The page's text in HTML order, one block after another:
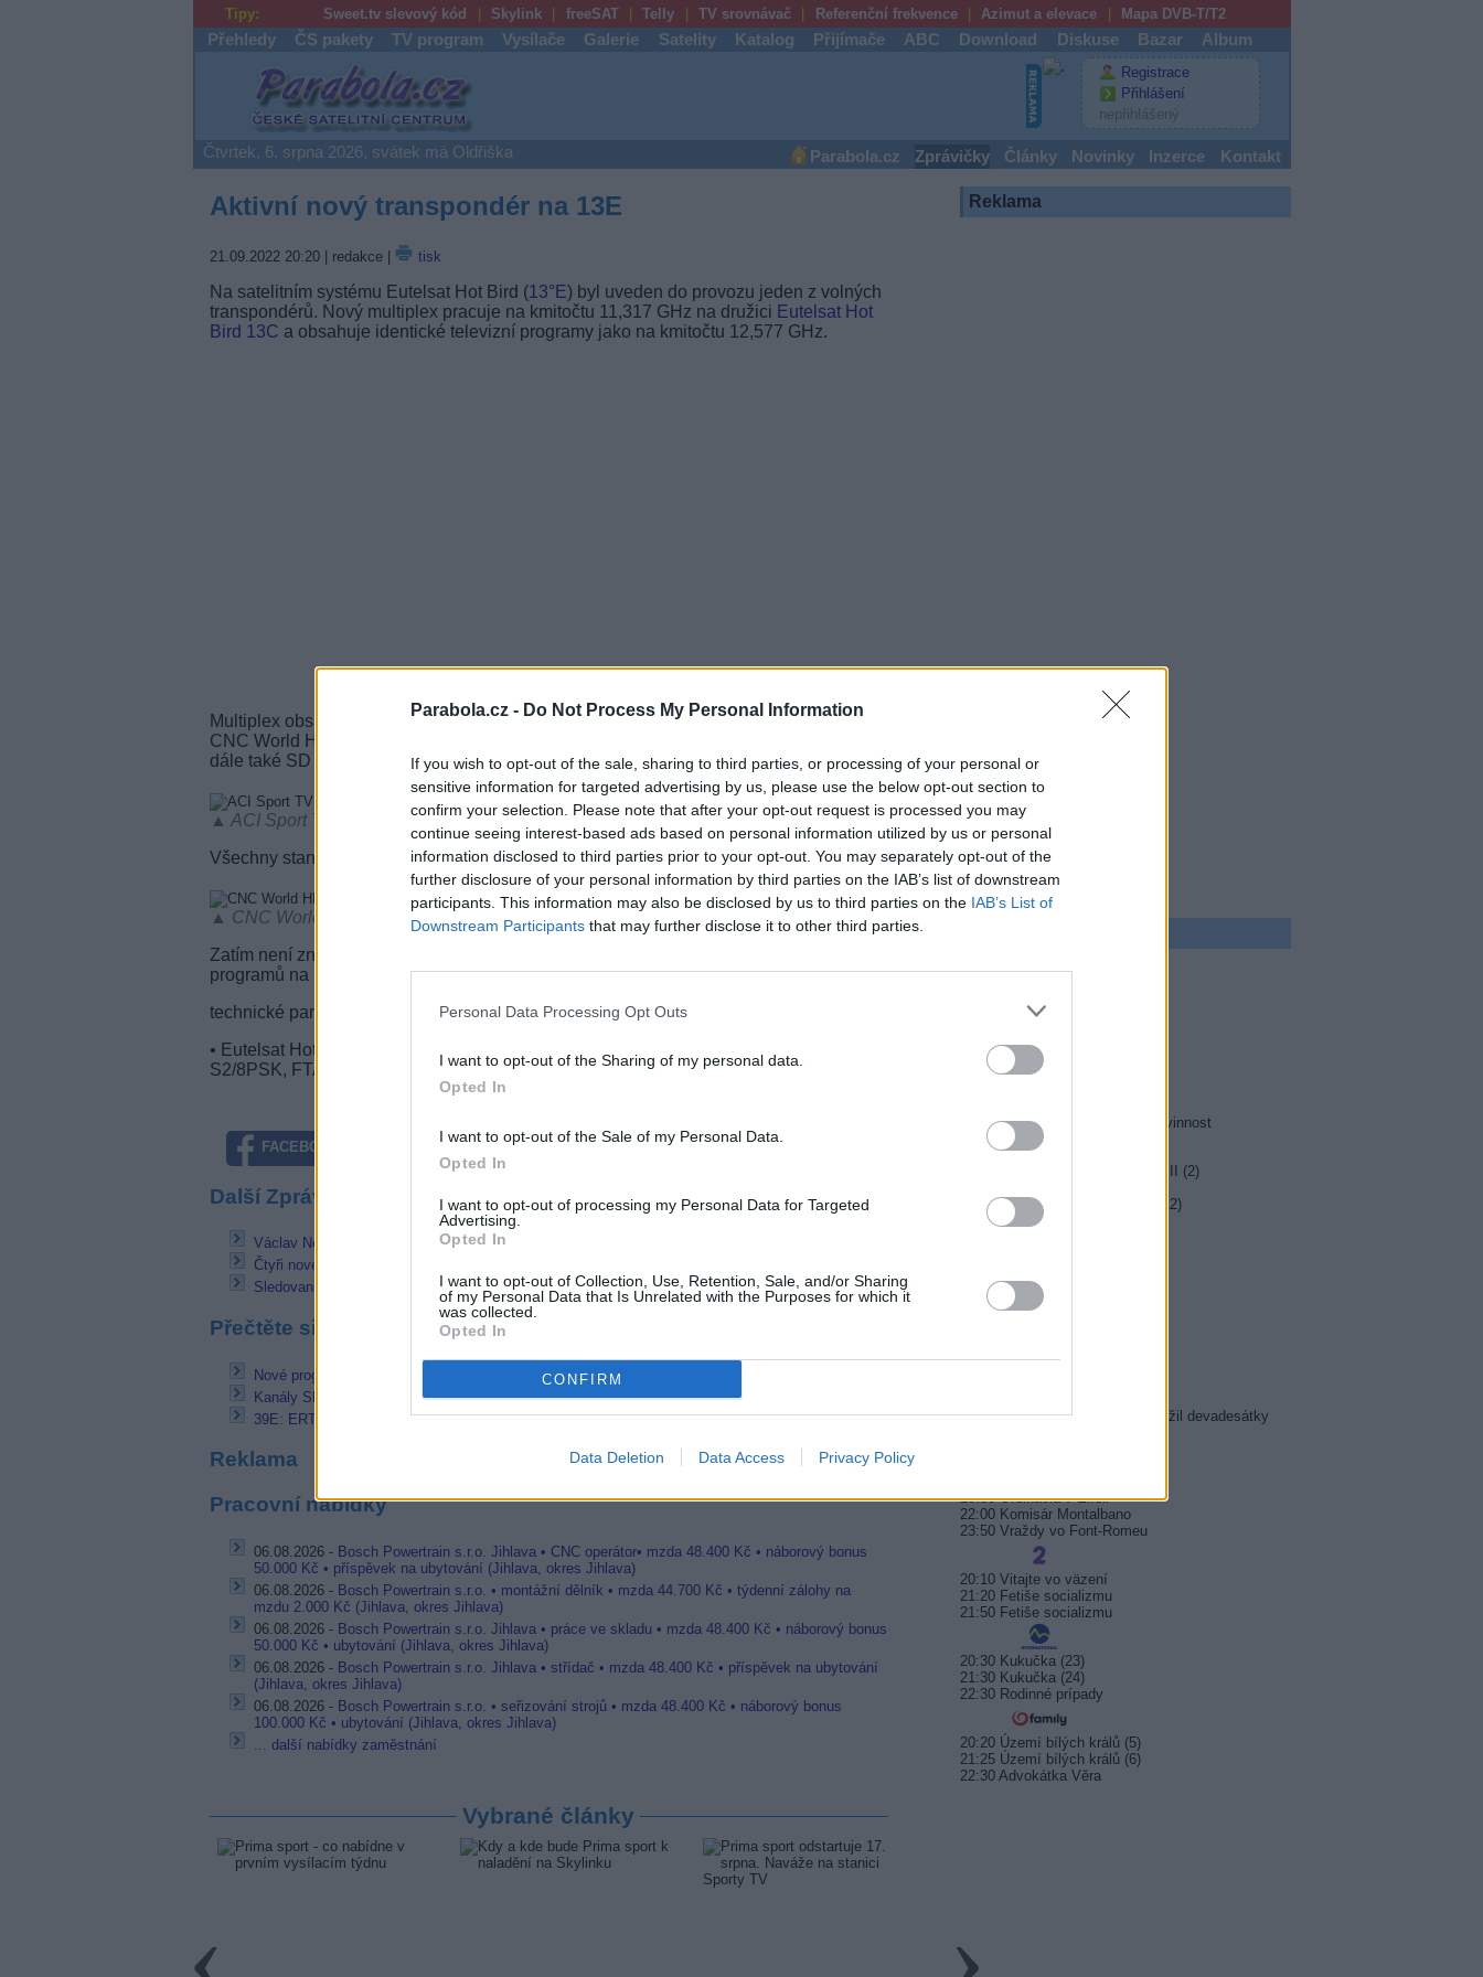
Parabola.cz - Do Not Process My Personal Information
If you wish to opt-out of the sale, sharing to third parties, or processing of your personal or
sensitive information for targeted advertising by us, please use the below opt-out section to
confirm your selection. Please note that after your opt-out request is processed you may
continue seeing interest-based ads based on personal information utilized by us or personal
information disclosed to third parties prior to your opt-out. You may separately opt-out of the
further disclosure of your personal information by third parties on the IAB’s list of downstream
participants. This information may also be disclosed by us to third parties on the IAB’s List of
Downstream Participants that may further disclose it to other third parties.
Personal Data Processing Opt Outs
I want to opt-out of the Sharing of my personal data.
Opted In
I want to opt-out of the Sale of my Personal Data.
Opted In
I want to opt-out of processing my Personal Data for Targeted
Advertising.
Opted In
I want to opt-out of Collection, Use, Retention, Sale, and/or Sharing
of my Personal Data that Is Unrelated with the Purposes for which it
was collected.
Opted In
CONFIRM
Data Deletion Data Access Privacy Policy
Tipy: Sweet.tv slevový kód Skylink freeSAT Telly TV srovnávač Referenční frekvence Azimut a elevace Mapa DVB-T/T2
Přehledy ČS pakety TV program Vysílače Galerie Satelity Katalog Přijímače ABC Download Diskuse Bazar Album
Parabola.cz
Registrace
Přihlášení
nepřihlášený
Čtvrtek, 6. srpna 2026, svátek má Oldřiška Parabola.cz Zprávičky Články Novinky Inzerce Kontakt
Aktivní nový transpondér na 13E
21.09.2022 20:20| redakce | tisk
Na satelitním systému Eutelsat Hot Bird (13°E) byl uveden do provozu jeden z volných
transpondérů. Nový multiplex pracuje na kmitočtu 11,317 GHz na družici Eutelsat Hot
Bird 13C a obsahuje identické televizní programy jako na kmitočtu 12,577 GHz.
Multiplex obsahuje HD programy Al Jazzera Channel HD, Alalam News channel HD,
CNC World HD, ACI Sport TV HD, Canal Algérie 2 HD, Algérie 3 HD a RT Arabic a
dále také SD stanice Italian Fishing TV, MSMotor TV, MS Channel a PopEconomy.
▲ ACI Sport TV HD - záběr z příjmu stanice z nové frekvence
Všechny stanice se vysílají volně (FTA).
▲ CNC World HD - záběr z příjmu stanice z nové frekvence
Zatím není známo, zda se jedná o zkušební vysílání nebo chystaný / plánovaný přesun
programů na nové vysílací parametry.
technické parametry:
• Eutelsat Hot Bird 13C (13°E), freq. 11,317 GHz, pol. V, SR 27500, FEC 3/4, DVB-
S2/8PSK, FTA
FACEBOOK TWITTER
Další Zprávičky
Václav Neckář v doku portrétu ČT
Čtyři nové komedie Jiřího Vejdělka brzy na ČT1
SledovaniTV přidává k vybraným kanálům audio popis
Přečtěte si také
Nové programy a změny v NTV Plus od září a října
Kanály SkyShowtime odstartovaly v severní Evropě
39E: ERT News z nové frekvence
Reklama
Pracovní nabídky
06.08.2026 - Bosch Powertrain s.r.o. Jihlava • CNC operátor• mzda 48.400 Kč • náborový bonus
50.000 Kč • příspěvek na ubytování (Jihlava, okres Jihlava)
06.08.2026 - Bosch Powertrain s.r.o. • montážní dělník • mzda 44.700 Kč • týdenní zálohy na
mzdu 2.000 Kč (Jihlava, okres Jihlava)
06.08.2026 - Bosch Powertrain s.r.o. Jihlava • práce ve skladu • mzda 48.400 Kč • náborový bonus
50.000 Kč • ubytování (Jihlava, okres Jihlava)
06.08.2026 - Bosch Powertrain s.r.o. Jihlava • střídač • mzda 48.400 Kč • příspěvek na ubytování
(Jihlava, okres Jihlava)
06.08.2026 - Bosch Powertrain s.r.o. • seřizování strojů • mzda 48.400 Kč • náborový bonus
100.000 Kč • ubytování (Jihlava, okres Jihlava)
... další nabídky zaměstnání
Vybrané články
Reklama
20:10 MOST! (6/8)
22:15 Okno do hřbitova
21:50 Jesse Stone: Ztracená nevinnost
20:20 Případy mimořádné Marty II (2)
22:35 Kriminálka Las Vegas X (12)
23:45 Ano, šéfe!
20:05 Josef Klíma: Jak jsem přežil devadesátky
20:30 Ordinácia v Eifeli
22:00 Komisár Montalbano
23:50 Vraždy vo Font-Romeu
20:10 Vitajte vo väzení
21:20 Fetiše socializmu
21:50 Fetiše socializmu
20:30 Kukučka (23)
21:30 Kukučka (24)
22:30 Rodinné prípady
20:20 Území bílých králů (5)
21:25 Území bílých králů (6)
22:30 Advokátka Věra